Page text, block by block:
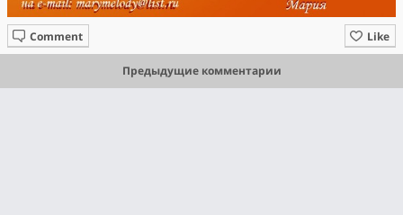
Like
Comment
Предыдущие комментарии